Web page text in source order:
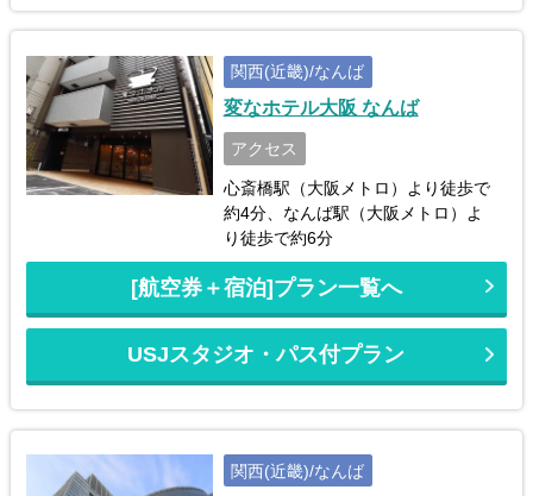
関西(近畿)/なんば
変なホテル大阪 なんば
アクセス
心斎橋駅（大阪メトロ）より徒歩で
約4分、なんば駅（大阪メトロ）よ
り徒歩で約6分
[航空券＋宿泊]プラン一覧へ
USJスタジオ・パス付プラン
関西(近畿)/なんば